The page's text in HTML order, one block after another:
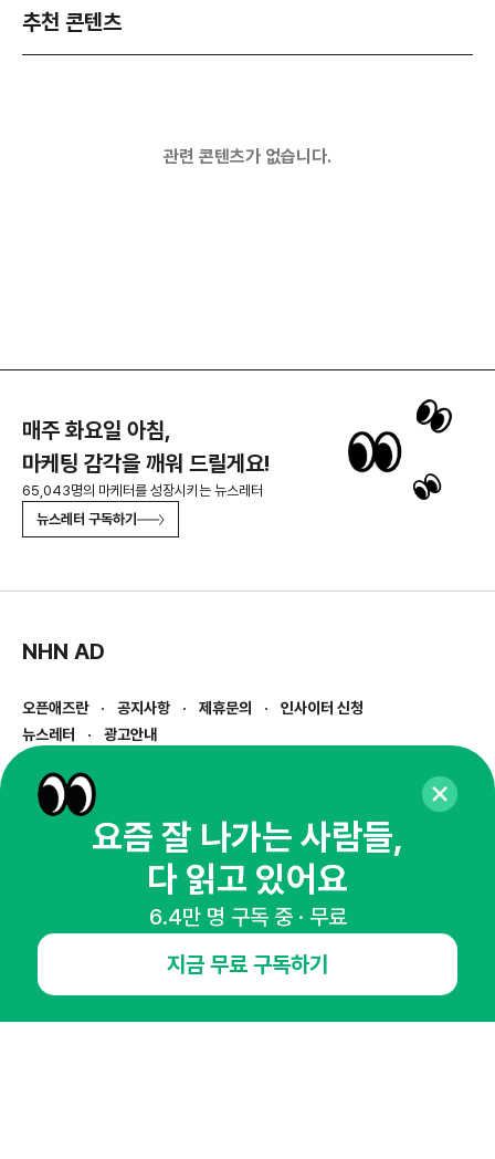
추천 콘텐츠
관련 콘텐츠가 없습니다.
매주 화요일 아침,
마케팅 감각을 깨워 드릴게요!
65,043명의 마케터를 성장시키는 뉴스레터
뉴스레터 구독하기
NHN AD
오픈애즈란 공지사항 제휴문의
인사이터 신청
뉴스레터
광고안내
경기도 성남시 분당구 대왕판교로645번길 16
사업자등록번호 : 144-81-27690(
통신판매업신고번호 : 2014-경기성남-1023
호스팅서비스사업자 : 오픈애즈
1800-2198
openads@openads.co.kr
이용약관
instagramthreadkakaotalk
요즘 잘 나가는 사람들,
다 읽고 있어요
6.4만 명 구독 중 · 무료
지금 무료 구독하기